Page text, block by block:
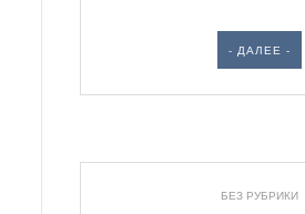
- ДАЛЕЕ -
БЕЗ РУБРИКИ